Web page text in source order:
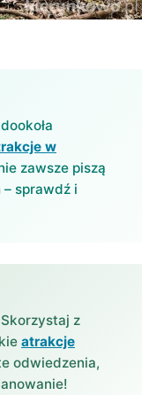
w
zawsze piszą
sprawdź i
z
atrakcje
odwiedzenia,